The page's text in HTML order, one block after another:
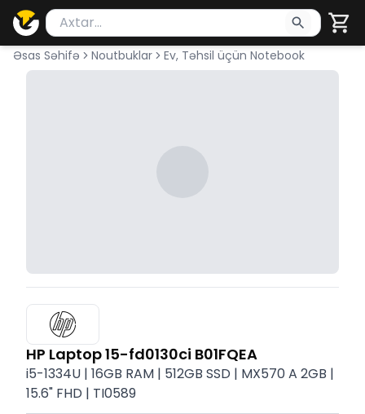
Məhsul axtar
Axtarış üçün ən azı 2 simvol yazın. Göndərmək
Əsas Səhifə Noutbuklar Ev, Təhsil üçün Notebook
HP Laptop 15-fd0130ci B01FQEA
i5-1334U | 16GB RAM | 512GB SSD | MX570 A 2GB |
15.6" FHD | TI0589